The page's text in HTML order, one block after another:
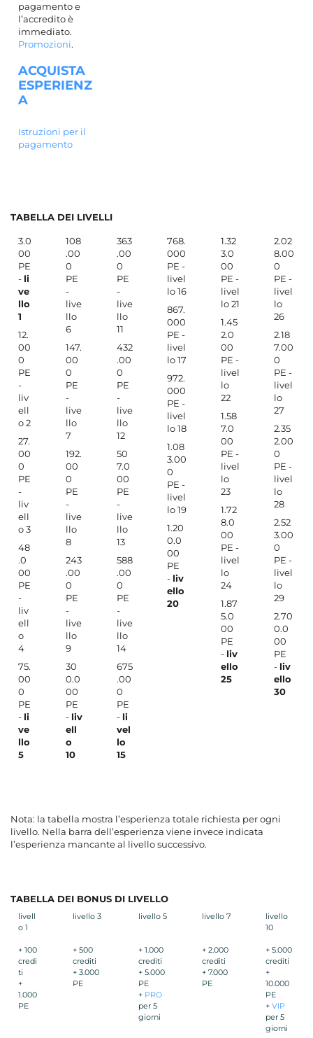
pagamento e
l’accredito è
immediato.
Promozioni.
ACQUISTA
ESPERIENZ
A
Istruzioni per il
pagamento
TABELLA DEI LIVELLI
3.0
00
PE
- li
ve
llo
1
12.
00
0
PE
-
liv
ell
o 2
27.
00
0
PE
-
liv
ell
o 3
48
.0
00
PE
-
liv
ell
o
4
75.
00
0
PE
- li
ve
llo
5
108
.00
0
PE
-
live
llo
6
147.
00
0
PE
-
live
llo
7
192.
00
0
PE
-
live
llo
8
243
.00
0
PE
-
live
llo
9
30
0.0
00
PE
- liv
ell
o
10
363
.00
0
PE
-
live
llo
11
432
.00
0
PE
-
live
llo
12
50
7.0
00
PE
-
live
llo
13
588
.00
0
PE
-
live
llo
14
675
.00
0
PE
- li
vel
lo
15
768.
000
PE -
livel
lo 16
867.
000
PE -
livel
lo 17
972.
000
PE -
livel
lo 18
1.08
3.00
0
PE -
livel
lo 19
1.20
0.0
00
PE
- liv
ello
20
1.32
3.0
00
PE -
livel
lo 21
1.45
2.0
00
PE -
livel
lo
22
1.58
7.0
00
PE -
livel
lo
23
1.72
8.0
00
PE -
livel
lo
24
1.87
5.0
00
PE
- liv
ello
25
2.02
8.00
0
PE -
livel
lo
26
2.18
7.00
0
PE -
livel
lo
27
2.35
2.00
0
PE -
livel
lo
28
2.52
3.00
0
PE -
livel
lo
29
2.70
0.0
00
PE
- liv
ello
30
Nota: la tabella mostra l’esperienza totale richiesta per ogni
livello. Nella barra dell’esperienza viene invece indicata
l’esperienza mancante al livello successivo.
TABELLA DEI BONUS DI LIVELLO
livell
o 1
livello 3 livello 5 livello 7
livello
10
+ 100
credi
ti
+
1.000
PE
+ 500
crediti
+ 3.000
PE
+ 1.000
crediti
+ 5.000
PE
+ PRO
per 5
giorni
+ 2.000
crediti
+ 7.000
PE
+ 5.000
crediti
+
10.000
PE
+VIP
per 5
giorni